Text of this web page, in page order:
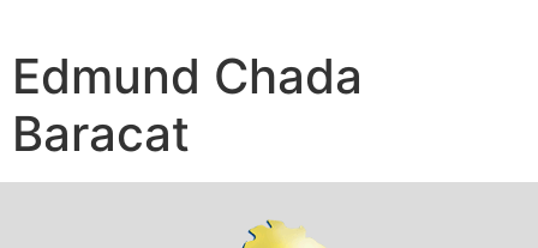
Edmund Chada
Baracat